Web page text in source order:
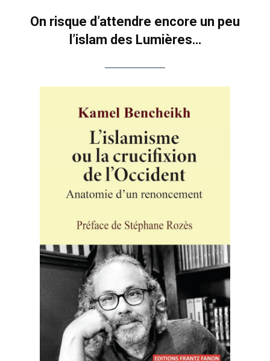
On risque d’attendre encore un peu
l’islam des Lumières…